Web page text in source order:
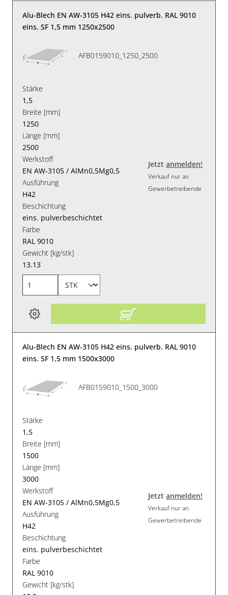
Alu-Blech EN AW-3105 H42 eins. pulverb. RAL 9010
eins. SF 1,5 mm 1250x2500
AFB0159010_1250_2500
Stärke
1,5
Breite [mm]
1250
Länge [mm]
2500
Werkstoff
EN AW-3105 / AlMn0,5Mg0,5
Ausführung
H42
Beschichtung
eins. pulverbeschichtet
Farbe
RAL 9010
Gewicht [kg/stk]
13.13
Jetztanmelden!
Verkauf nur an
Gewerbetreibende
Alu-Blech EN AW-3105 H42 eins. pulverb. RAL 9010
eins. SF 1,5 mm 1500x3000
AFB0159010_1500_3000
Stärke
1,5
Breite [mm]
1500
Länge [mm]
3000
Werkstoff
EN AW-3105 / AlMn0,5Mg0,5
Ausführung
H42
Beschichtung
eins. pulverbeschichtet
Farbe
RAL 9010
Gewicht [kg/stk]
Jetztanmelden!
Verkauf nur an
Gewerbetreibende